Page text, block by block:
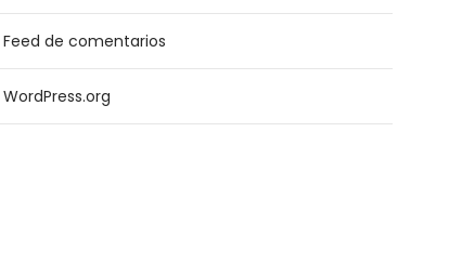
Feed de comentarios
WordPress.org